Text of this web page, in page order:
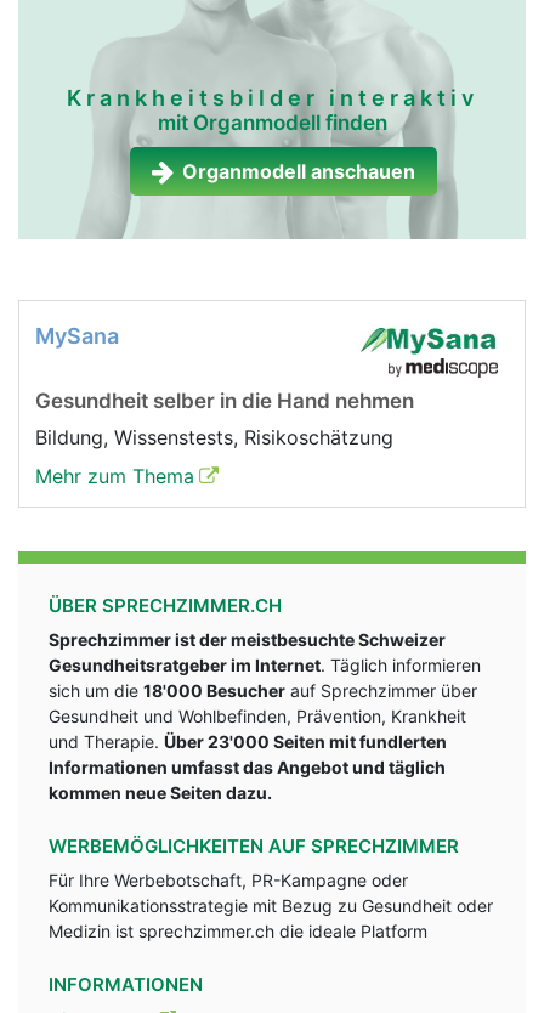
Krankheitsbilder interaktiv
mit Organmodell finden
Organmodell anschauen
MySana
Gesundheit selber in die Hand nehmen
Bildung, Wissenstests, Risikoschätzung
Mehr zum Thema
ÜBER SPRECHZIMMER.CH
Sprechzimmer ist der meistbesuchte Schweizer
Gesundheitsratgeber im Internet. Täglich informieren
sich um die 18'000 Besucher auf Sprechzimmer über
Gesundheit und Wohlbefinden, Prävention, Krankheit
und Therapie. Über 23'000 Seiten mit fundlerten
Informationen umfasst das Angebot und täglich
kommen neue Seiten dazu.
WERBEMÖGLICHKEITEN AUF SPRECHZIMMER
Für Ihre Werbebotschaft, PR-Kampagne oder
Kommunikationsstrategie mit Bezug zu Gesundheit oder
Medizin ist sprechzimmer.ch die ideale Platform
INFORMATIONEN